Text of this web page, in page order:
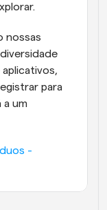
nossas
para
um
-